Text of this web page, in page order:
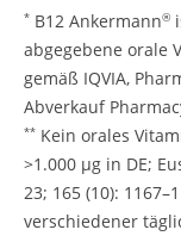
* B12 Ankermann®
abgegebene orale
gemäß IQVIA,
Abverkauf
** Kein orales
>1.000 μg in DE;
23; 165 (10):
verschiedener